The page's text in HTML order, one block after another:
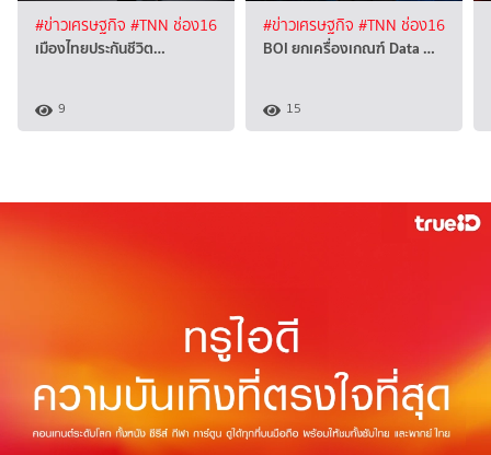
#ข่าวเศรษฐกิจ #TNN ช่อง16
เมืองไทยประกันชีวิต…
9
#ข่าวเศรษฐกิจ #TNN ช่อง16
BOI ยกเครื่องเกณฑ์ Data …
15